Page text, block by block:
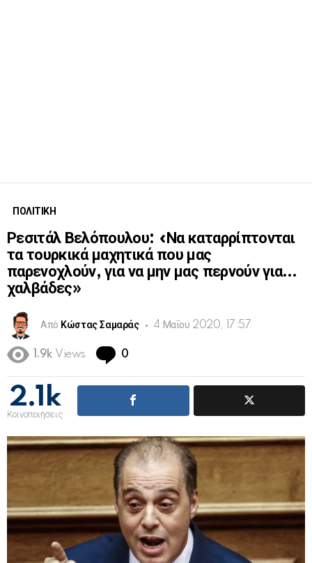
ΠΟΛΙΤΙΚΗ
Ρεσιτάλ Βελόπουλου: «Να καταρρίπτονται
τα τουρκικά μαχητικά που μας
παρενοχλούν, για να μην μας περνούν για…
χαλβάδες»
Από Κώστας Σαμαράς 4 Μαΐου 2020, 17:57
1.9k Views 0
2.1k
Κοινοποιήσεις